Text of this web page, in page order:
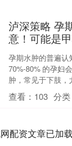
泸深策略 孕
意！可能是
孕期水肿的普遍
70%-80% 的孕妇
肿，常见于下肢
位。多数情况下，
行走或久坐后，水
查看： 103 分
配资文章已加